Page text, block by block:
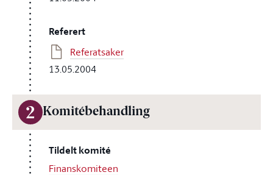
Referert
Referatsaker
13.05.2004
2 Komitébehandling
Tildelt komité
Finanskomiteen